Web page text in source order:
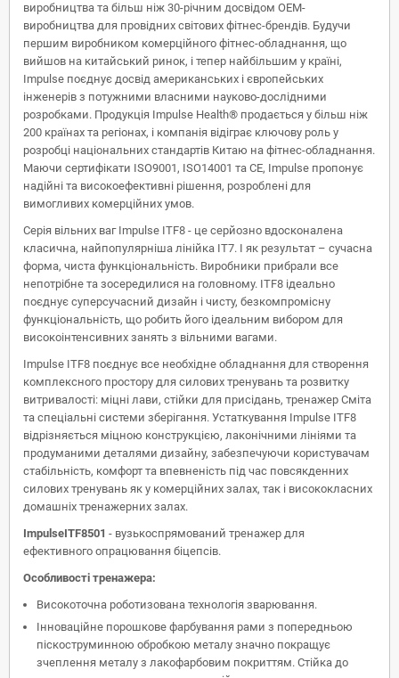
виробництва та більш ніж 30-річним досвідом OEM-
виробництва для провідних світових фітнес-брендів. Будучи
першим виробником комерційного фітнес-обладнання, що
вийшов на китайський ринок, і тепер найбільшим у країні,
Impulse поєднує досвід американських і європейських
інженерів з потужними власними науково-дослідними
розробками. Продукція Impulse Health® продається у більш ніж
200 країнах та регіонах, і компанія відіграє ключову роль у
розробці національних стандартів Китаю на фітнес-обладнання.
Маючи сертифікати ISO9001, ISO14001 та CE, Impulse пропонує
надійні та високоефективні рішення, розроблені для
вимогливих комерційних умов.
Серія вільних ваг Impulse ITF8 - це серйозно вдосконалена
класична, найпопулярніша лінійка IT7. І як результат – сучасна
форма, чиста функціональність. Виробники прибрали все
непотрібне та зосередилися на головному. ITF8 ідеально
поєднує суперсучасний дизайн і чисту, безкомпромісну
функціональність, що робить його ідеальним вибором для
високоінтенсивних занять з вільними вагами.
Impulse ITF8 поєднує все необхідне обладнання для створення
комплексного простору для силових тренувань та розвитку
витривалості: міцні лави, стійки для присідань, тренажер Сміта
та спеціальні системи зберігання. Устаткування Impulse ITF8
відрізняється міцною конструкцією, лаконічними лініями та
продуманими деталями дизайну, забезпечуючи користувачам
стабільність, комфорт та впевненість під час повсякденних
силових тренувань як у комерційних залах, так і висококласних
домашніх тренажерних залах.
ImpulseITF8501 - вузькоспрямований тренажер для
ефективного опрацювання біцепсів.
Особливості тренажера:
Високоточна роботизована технологія зварювання.
Інноваційне порошкове фарбування рами з попередньою
піскоструминною обробкою металу значно покращує
зчеплення металу з лакофарбовим покриттям. Стійка до